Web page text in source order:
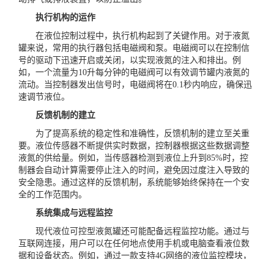
执行机构的运作
在液位控制过程中，执行机构起到了关键作用。对于液氮
罐来说，常用的执行器包括电磁阀和泵。电磁阀可以在控制信
号的驱动下迅速开启或关闭，以实现液氮的注入和排出。例
如，一个流量为10升每分钟的电磁阀可以有效调节罐内液氮的
流动。当控制器发出信号时，电磁阀将在0.1秒内响应，确保迅
速调节液位。
反馈机制的建立
为了提高系统的稳定性和准确性，反馈机制的建立至关重
要。液位传感器不断提供实时数据，控制器根据这些数据调整
液氮的供给量。例如，当传感器检测到液位上升到85%时，控
制器会自动计算需要停止注入的时间，避免因过度注入导致的
安全隐患。通过这样的反馈机制，系统能够始终保持在一个安
全的工作范围内。
系统集成与远程监控
现代液位可控型液氮罐还可能配备远程监控功能。通过与
互联网连接，用户可以在任何地点使用手机或电脑查看液位数
据和设备状态。例如，通过一款支持4G网络的液位监控模块，